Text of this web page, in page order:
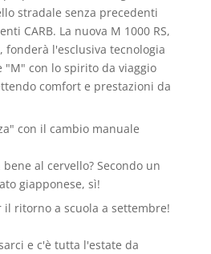
stradale senza precedenti
CARB. La nuova M 1000 RS,
fonderà l'esclusiva tecnologia
"M" con lo spirito da viaggio
comfort e prestazioni da
con il cambio manuale
al cervello? Secondo un
giapponese, sì!
il ritorno a scuola a settembre!
e c'è tutta l'estate da